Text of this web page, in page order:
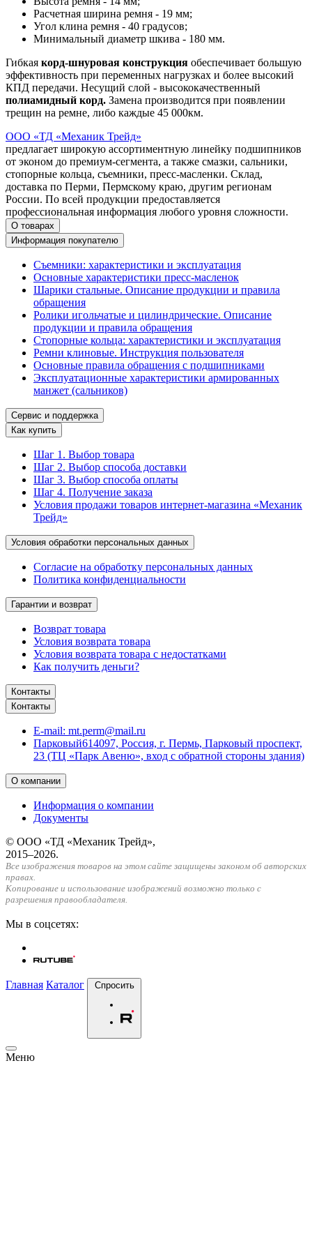
Расчетная ширина ремня - 19 мм;
Угол клина ремня - 40 градусов;
Минимальный диаметр шкива - 180 мм.
Гибкая корд-шнуровая конструкция обеспечивает большую
эффективность при переменных нагрузках и более высокий
КПД передачи. Несущий слой - высококачественный
полиамидный корд. Замена производится при появлении
трещин на ремне, либо каждые 45 000км.
ООО «ТД «Механик Трейд»
предлагает широкую ассортиментную линейку подшипников
от эконом до премиум-сегмента, а также смазки, сальники,
стопорные кольца, съемники, пресс-масленки. Склад,
доставка по Перми, Пермскому краю, другим регионам
России. По всей продукции предоставляется
профессиональная информация любого уровня сложности.
О товарах
Информация покупателю
Съемники: характеристики и эксплуатация
Основные характеристики пресс‑масленок
Шарики стальные. Описание продукции и правила
обращения
Ролики игольчатые и цилиндрические. Описание
продукции и правила обращения
Стопорные кольца: характеристики и эксплуатация
Ремни клиновые. Инструкция пользователя
Основные правила обращения с подшипниками
Эксплуатационные характеристики армированных
манжет (сальников)
Сервис и поддержка
Как купить
Шаг 1. Выбор товара
Шаг 2. Выбор способа доставки
Шаг 3. Выбор способа оплаты
Шаг 4. Получение заказа
Условия продажи товаров интернет-магазина «Механик
Трейд»
Условия обработки персональных данных
Согласие на обработку персональных данных
Политика конфиденциальности
Гарантии и возврат
Возврат товара
Условия возврата товара
Условия возврата товара с недостатками
Как получить деньги?
Контакты
Контакты
E-mail: mt.perm@mail.ru
Парковый614097, Россия, г. Пермь, Парковый проспект,
23 (ТЦ «Парк Авеню», вход с обратной стороны здания)
О компании
Информация о компании
Документы
© ООО «ТД «Механик Трейд»,
2015–2026.
Все изображения товаров на этом сайте защищены законом об авторских
правах.
Копирование и использование изображений возможно только с
разрешения правообладателя.
Мы в соцсетях:
Главная Каталог Спросить
Меню